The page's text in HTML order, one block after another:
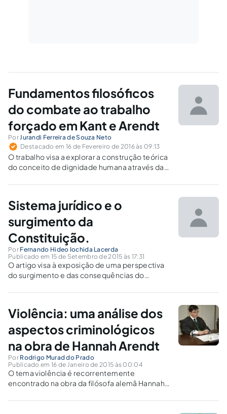
Fundamentos filosóficos
do combate ao trabalho
forçado em Kant e Arendt
Por Jurandi Ferreira de Souza Neto
Destacado em 16 de Fevereiro de 2016 às 09:13
O trabalho visa a explorar a construção teórica
do conceito de dignidade humana através da
Kant e Hannah Arendt, expondo a influência de
proteção do trabalhador.
Sistema jurídico e o
surgimento da
Constituição.
Por Fernando Hideo Iochida Lacerda
Publicado em 15 de Setembro de 2015 às 17:31
O artigo visa à exposição de uma perspectiva
do surgimento e das consequências do
partir da teoria dos sistemas de Niklas
fundação da liberdade propostos por Hannah
Arendt.
Violência: uma análise dos
aspectos criminológicos
na obra de Hannah Arendt
Por Rodrigo Murad do Prado
Publicado em 16 de Janeiro de 2015 às 00:04
O tema violência é recorrentemente
encontrado na obra da filósofa alemã Hannah
Violência como em livro clássico intitulado “As